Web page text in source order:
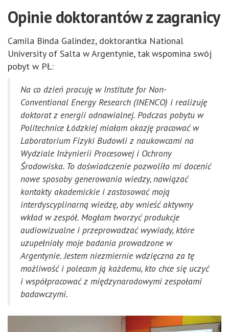
Opinie doktorantów z zagranicy
Camila Binda Galindez, doktorantka National
University of Salta w Argentynie, tak wspomina swój
pobyt w PŁ:
Na co dzień pracuję w Institute for Non-
Conventional Energy Research (INENCO) i realizuję
doktorat z energii odnawialnej. Podczas pobytu w
Politechnice Łódzkiej miałam okazję pracować w
Laboratorium Fizyki Budowli z naukowcami na
Wydziale Inżynierii Procesowej i Ochrony
Środowiska. To doświadczenie pozwoliło mi docenić
nowe sposoby generowania wiedzy, nawiązać
kontakty akademickie i zastosować moją
interdyscyplinarną wiedzę, aby wnieść aktywny
wkład w zespół. Mogłam tworzyć produkcje
audiowizualne i przeprowadzać wywiady, które
uzupełniały moje badania prowadzone w
Argentynie. Jestem niezmiernie wdzięczna za tę
możliwość i polecam ją każdemu, kto chce się uczyć
i współpracować z międzynarodowymi zespołami
badawczymi.